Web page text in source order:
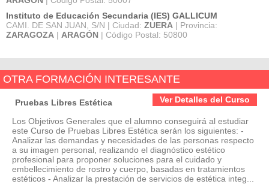
Instituto de Educación Secundaria (IES) GALLICUM
CAMI. DE SAN JUAN, S/N | Ciudad: ZUERA | Provincia:
ZARAGOZA | ARAGÓN | Código Postal: 50800
OTRA FORMACIÓN INTERESANTE
Ver Detalles del Curso
Pruebas Libres Estética
Los Objetivos Generales que el alumno conseguirá al estudiar
este Curso de Pruebas Libres Estética serán los siguientes: -
Analizar las demandas y necesidades de las personas respecto
a su imagen personal, realizando el diagnóstico estético
profesional para proponer soluciones para el cuidado y
embellecimiento de rostro y cuerpo, basadas en tratamientos
estéticos - Analizar la prestación de servicios de estética integ...